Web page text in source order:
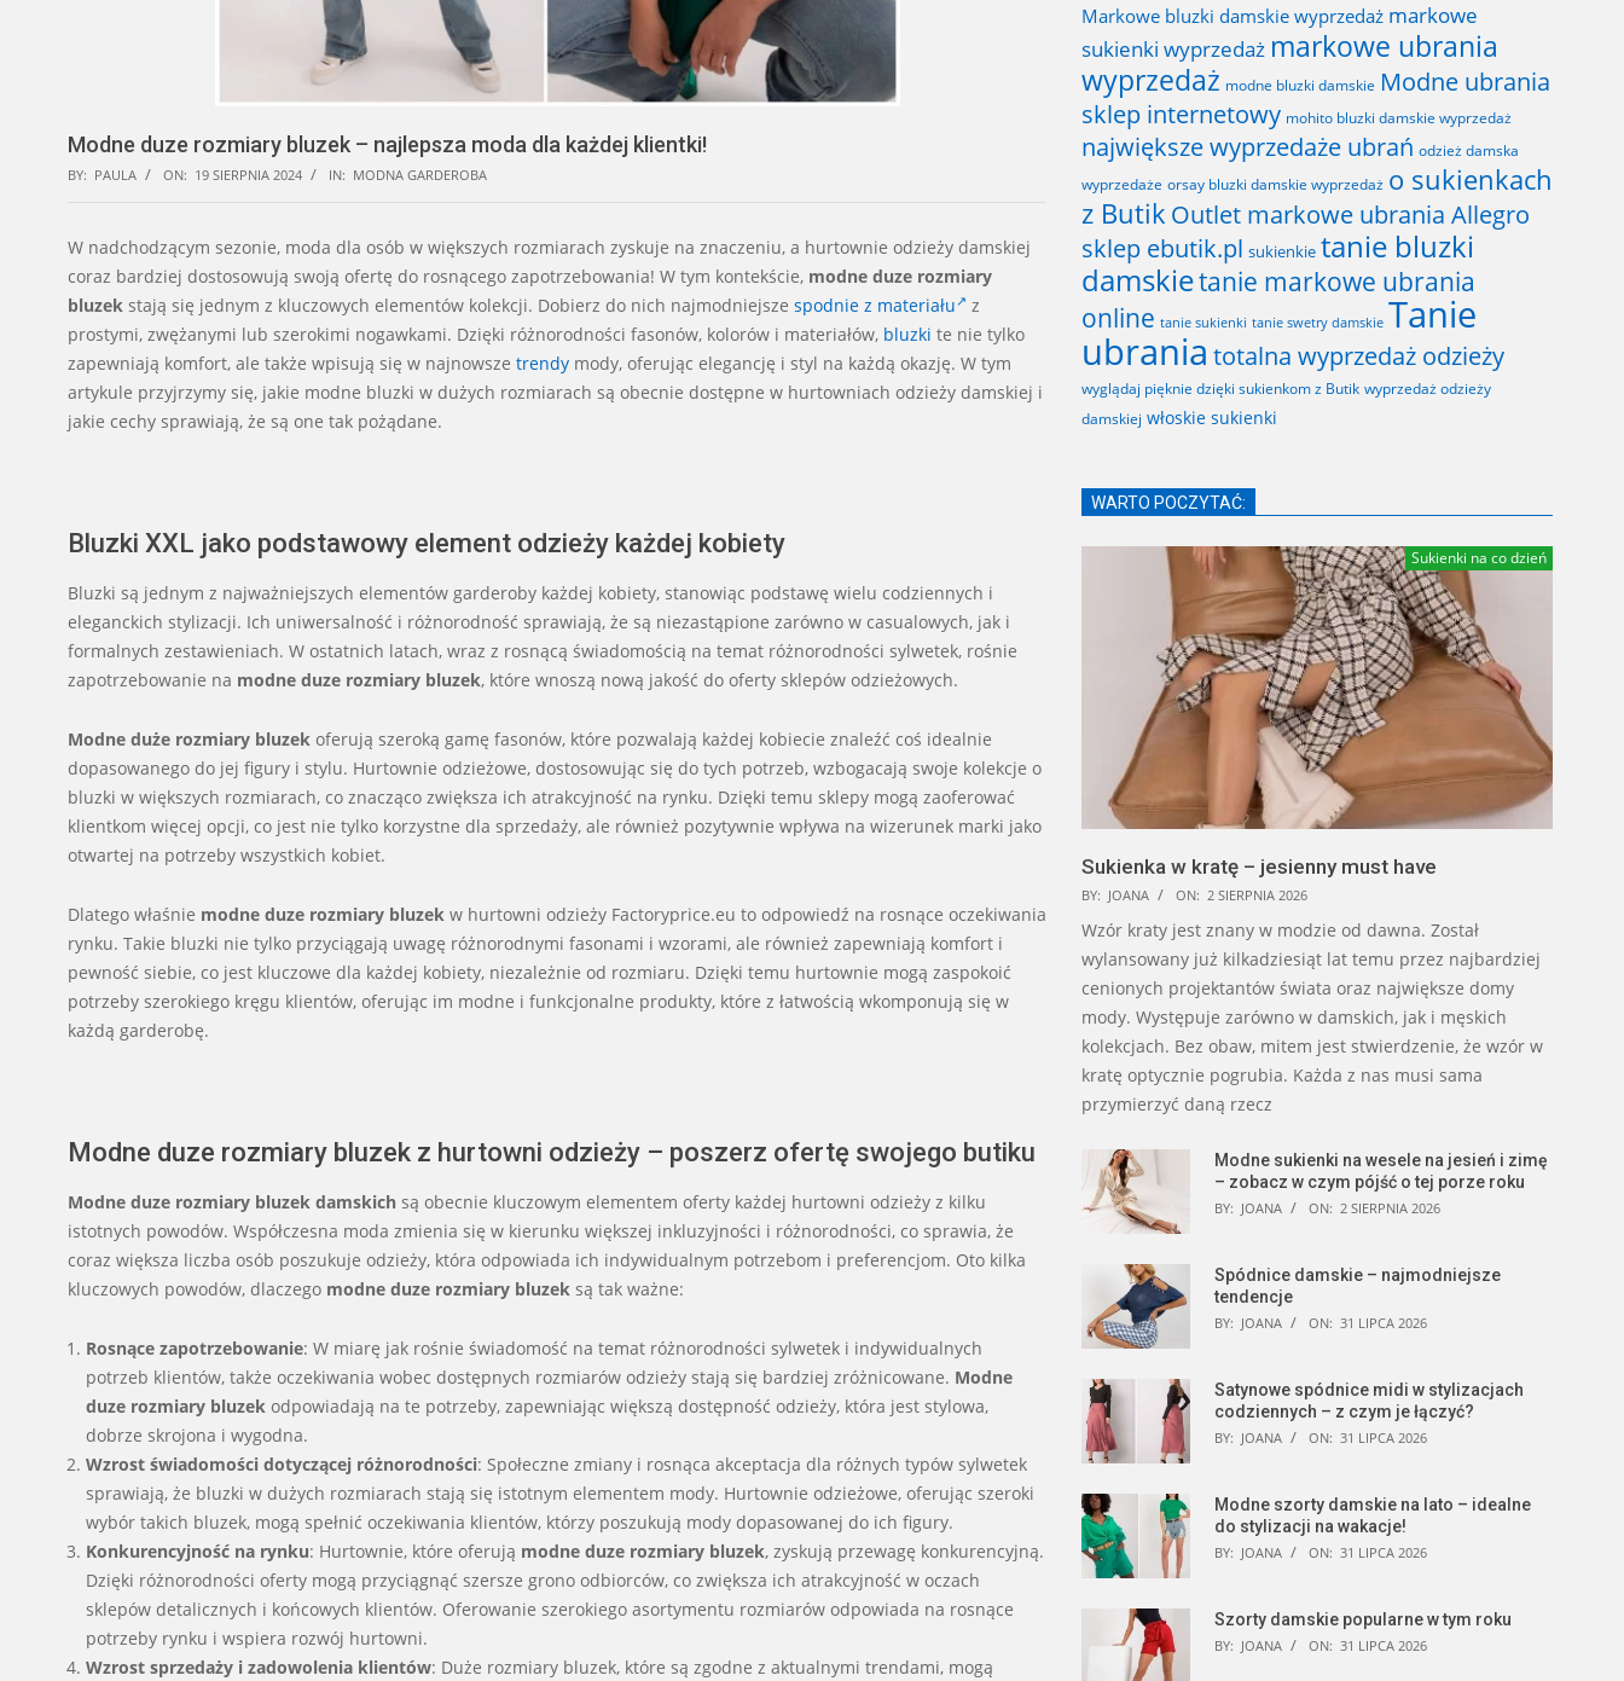
Modne duze rozmiary bluzek – najlepsza moda dla każdej klientki!
BY: PAULA ON: 19 SIERPNIA 2024 IN: MODNA GARDEROBA
W nadchodzącym sezonie, moda dla osób w większych rozmiarach zyskuje na znaczeniu, a hurtownie odzieży damskiej
coraz bardziej dostosowują swoją ofertę do rosnącego zapotrzebowania! W tym kontekście, modne duze rozmiary
bluzek stają się jednym z kluczowych elementów kolekcji. Dobierz do nich najmodniejsze spodnie z materiału
z
prostymi, zwężanymi lub szerokimi nogawkami. Dzięki różnorodności fasonów, kolorów i materiałów, bluzki te nie tylko
zapewniają komfort, ale także wpisują się w najnowsze trendy mody, oferując elegancję i styl na każdą okazję. W tym
artykule przyjrzymy się, jakie modne bluzki w dużych rozmiarach są obecnie dostępne w hurtowniach odzieży damskiej i
jakie cechy sprawiają, że są one tak pożądane.
Bluzki XXL jako podstawowy element odzieży każdej kobiety
Bluzki są jednym z najważniejszych elementów garderoby każdej kobiety, stanowiąc podstawę wielu codziennych i
eleganckich stylizacji. Ich uniwersalność i różnorodność sprawiają, że są niezastąpione zarówno w casualowych, jak i
formalnych zestawieniach. W ostatnich latach, wraz z rosnącą świadomością na temat różnorodności sylwetek, rośnie
zapotrzebowanie na modne duze rozmiary bluzek, które wnoszą nową jakość do oferty sklepów odzieżowych.
Modne duże rozmiary bluzek oferują szeroką gamę fasonów, które pozwalają każdej kobiecie znaleźć coś idealnie
dopasowanego do jej figury i stylu. Hurtownie odzieżowe, dostosowując się do tych potrzeb, wzbogacają swoje kolekcje o
bluzki w większych rozmiarach, co znacząco zwiększa ich atrakcyjność na rynku. Dzięki temu sklepy mogą zaoferować
klientkom więcej opcji, co jest nie tylko korzystne dla sprzedaży, ale również pozytywnie wpływa na wizerunek marki jako
otwartej na potrzeby wszystkich kobiet.
Dlatego właśnie modne duze rozmiary bluzek w hurtowni odzieży Factoryprice.eu to odpowiedź na rosnące oczekiwania
rynku. Takie bluzki nie tylko przyciągają uwagę różnorodnymi fasonami i wzorami, ale również zapewniają komfort i
pewność siebie, co jest kluczowe dla każdej kobiety, niezależnie od rozmiaru. Dzięki temu hurtownie mogą zaspokoić
potrzeby szerokiego kręgu klientów, oferując im modne i funkcjonalne produkty, które z łatwością wkomponują się w
każdą garderobę.
Modne duze rozmiary bluzek z hurtowni odzieży – poszerz ofertę swojego butiku
Modne duze rozmiary bluzek damskich są obecnie kluczowym elementem oferty każdej hurtowni odzieży z kilku
istotnych powodów. Współczesna moda zmienia się w kierunku większej inkluzyjności i różnorodności, co sprawia, że
coraz większa liczba osób poszukuje odzieży, która odpowiada ich indywidualnym potrzebom i preferencjom. Oto kilka
kluczowych powodów, dlaczego modne duze rozmiary bluzek są tak ważne:
Rosnące zapotrzebowanie: W miarę jak rośnie świadomość na temat różnorodności sylwetek i indywidualnych
potrzeb klientów, także oczekiwania wobec dostępnych rozmiarów odzieży stają się bardziej zróżnicowane. Modne
duze rozmiary bluzek odpowiadają na te potrzeby, zapewniając większą dostępność odzieży, która jest stylowa,
dobrze skrojona i wygodna.
Wzrost świadomości dotyczącej różnorodności: Społeczne zmiany i rosnąca akceptacja dla różnych typów sylwetek
sprawiają, że bluzki w dużych rozmiarach stają się istotnym elementem mody. Hurtownie odzieżowe, oferując szeroki
wybór takich bluzek, mogą spełnić oczekiwania klientów, którzy poszukują mody dopasowanej do ich figury.
Konkurencyjność na rynku: Hurtownie, które oferują modne duze rozmiary bluzek, zyskują przewagę konkurencyjną.
Dzięki różnorodności oferty mogą przyciągnąć szersze grono odbiorców, co zwiększa ich atrakcyjność w oczach
sklepów detalicznych i końcowych klientów. Oferowanie szerokiego asortymentu rozmiarów odpowiada na rosnące
potrzeby rynku i wspiera rozwój hurtowni.
Wzrost sprzedaży i zadowolenia klientów: Duże rozmiary bluzek, które są zgodne z aktualnymi trendami, mogą
Markowe bluzki damskie wyprzedaż markowe
sukienki wyprzedaż markowe ubrania
wyprzedaż modne bluzki damskie Modne ubrania
sklep internetowy mohito bluzki damskie wyprzedaż
największe wyprzedaże ubrań odzież damska
wyprzedaże orsay bluzki damskie wyprzedaż o sukienkach
z Butik Outlet markowe ubrania Allegro
sklep ebutik.pl sukienkie tanie bluzki
damskietanie markowe ubrania
online tanie sukienki tanie swetry damskie Tanie
ubrania totalna wyprzedaż odzieży
wyglądaj pięknie dzięki sukienkom z Butik wyprzedaż odzieży
damskiej włoskie sukienki
WARTO POCZYTAĆ:
Sukienki na co dzień
Sukienka w kratę – jesienny must have
BY: JOANA ON: 2 SIERPNIA 2026
Wzór kraty jest znany w modzie od dawna. Został
wylansowany już kilkadziesiąt lat temu przez najbardziej
cenionych projektantów świata oraz największe domy
mody. Występuje zarówno w damskich, jak i męskich
kolekcjach. Bez obaw, mitem jest stwierdzenie, że wzór w
kratę optycznie pogrubia. Każda z nas musi sama
przymierzyć daną rzecz
Modne sukienki na wesele na jesień i zimę
– zobacz w czym pójść o tej porze roku
BY: JOANA ON: 2 SIERPNIA 2026
Spódnice damskie – najmodniejsze
tendencje
BY: JOANA ON: 31 LIPCA 2026
Satynowe spódnice midi w stylizacjach
codziennych – z czym je łączyć?
BY: JOANA ON: 31 LIPCA 2026
Modne szorty damskie na lato – idealne
do stylizacji na wakacje!
BY: JOANA ON: 31 LIPCA 2026
Szorty damskie popularne w tym roku
BY: JOANA ON: 31 LIPCA 2026